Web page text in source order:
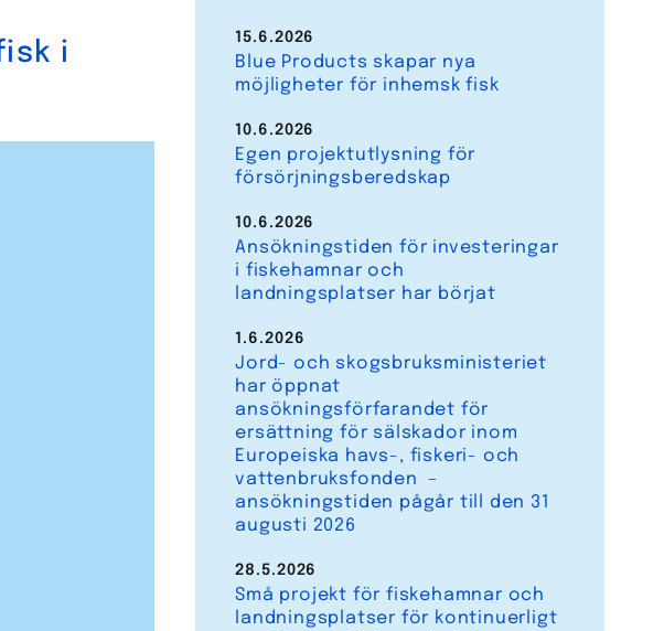
i
Blue Products skapar nya
möjligheter för inhemsk fisk
15.6.2026
Egen projektutlysning för
försörjningsberedskap
10.6.2026
Ansökningstiden för investeringar
i fiskehamnar och
landningsplatser har börjat
10.6.2026
Jord- och skogsbruksministeriet
har öppnat
ansökningsförfarandet för
ersättning för sälskador inom
Europeiska havs-, fiskeri- och
vattenbruksfonden –
ansökningstiden pågår till den 31
augusti 2026
1.6.2026
Små projekt för fiskehamnar och
landningsplatser för kontinuerligt
28.5.2026